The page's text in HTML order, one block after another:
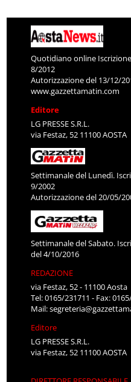
Quotidiano online
8/2012
Autorizzazione del 13/12/
www.gazzettamatin.com
Editore
LG PRESSE S.R.L.
via Festaz, 52 11100 AOSTA
Settimanale del Lunedì.
9/2002
Autorizzazione del 20/05/
Settimanale del Sabato.
del 4/10/2016
REDAZIONE
via Festaz, 52 - 11100 Aosta
Tel: 0165/231711 - Fax:
Mail:
Editore
LG PRESSE S.R.L.
via Festaz, 52 11100 AOSTA